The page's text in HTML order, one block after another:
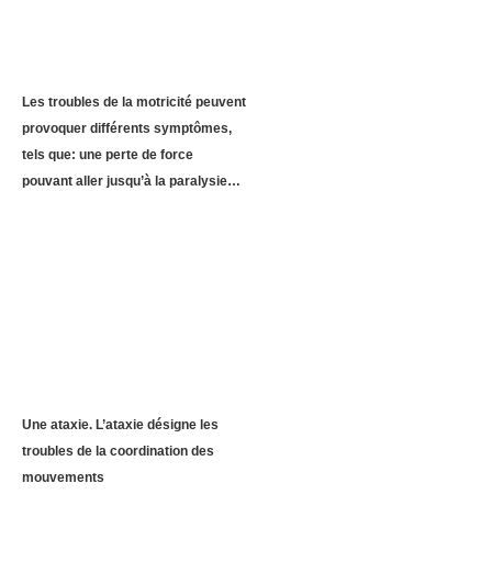
Les troubles de la motricité peuvent
provoquer différents symptômes,
tels que: une perte de force
pouvant aller jusqu’à la paralysie…
Une ataxie. L’ataxie désigne les
troubles de la coordination des
mouvements